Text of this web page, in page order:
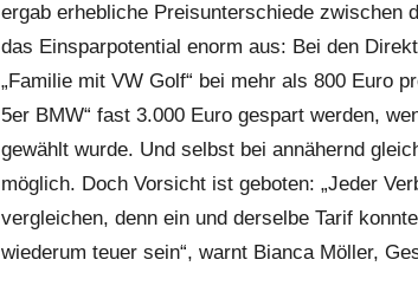
ergab erhebliche Preisunterschiede zwischen
das Einsparpotential enorm aus: Bei den
„Familie mit VW Golf“ bei mehr als 800 Euro
5er BMW“ fast 3.000 Euro gespart werden,
gewählt wurde. Und selbst bei annähernd
möglich. Doch Vorsicht ist geboten: „Jeder
vergleichen, denn ein und derselbe Tarif
wiederum teuer sein“, warnt Bianca Möller,